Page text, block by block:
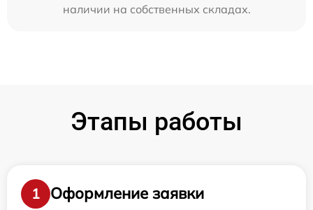
наличии на собственных складах.
Этапы работы
1
Оформление заявки